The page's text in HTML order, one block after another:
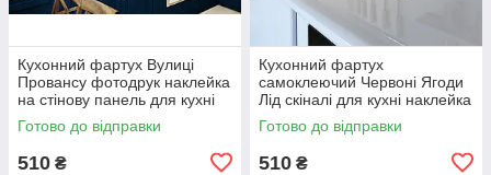
Кухонний фартух Вулиці
Провансу фотодрук наклейка
на стінову панель для кухні
природа краєвид 600х2000
мм
Готово до відправки
510 ₴
Кухонний фартух
самоклеючий Червоні Ягоди
Лід скіналі для кухні наклейка
ПВХ зимовий натюрморт
600х2000 мм
Готово до відправки
510 ₴